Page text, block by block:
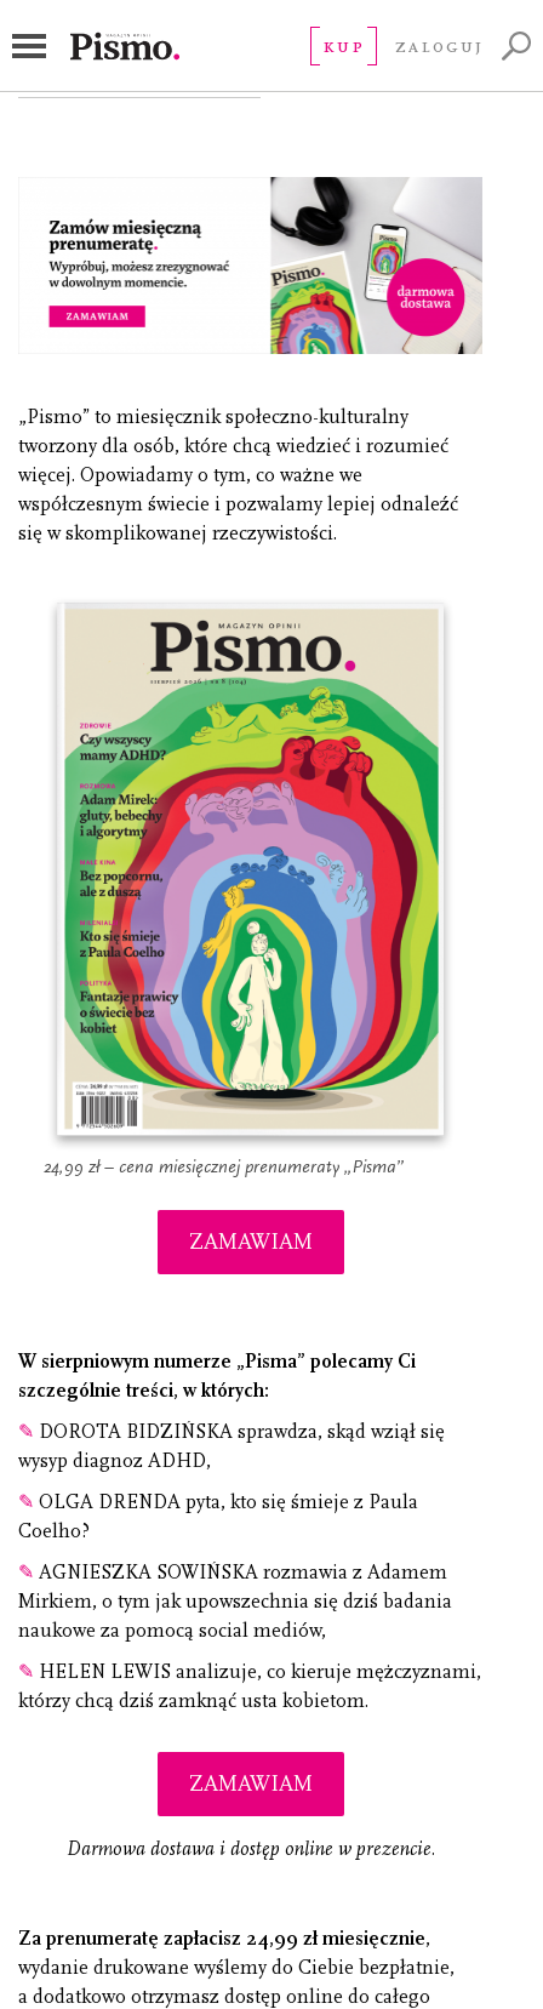
KUP ZALOGUJ
Prenumerata „Pisma” z dostępem
online i darmową dostawą
„Pismo” to miesięcznik społeczno-kulturalny
tworzony dla osób, które chcą wiedzieć i rozumieć
więcej. Opowiadamy o tym, co ważne we
współczesnym świecie i pozwalamy lepiej odnaleźć
się w skomplikowanej rzeczywistości.
24,99 zł – cena miesięcznej prenumeraty „Pisma”
ZAMAWIAM
W sierpniowym numerze „Pisma” polecamy Ci
szczególnie treści, w których:
✎ DOROTA BIDZIŃSKA sprawdza, skąd wziął się
wysyp diagnoz ADHD,
✎ OLGA DRENDA pyta, kto się śmieje z Paula
Coelho?
✎ AGNIESZKA SOWIŃSKA rozmawia z Adamem
Mirkiem, o tym jak upowszechnia się dziś badania
naukowe za pomocą social mediów,
✎ HELEN LEWIS analizuje, co kieruje mężczyznami,
którzy chcą dziś zamknąć usta kobietom.
ZAMAWIAM
Darmowa dostawa i dostęp online w prezencie.
Za prenumeratę zapłacisz 24,99 zł miesięcznie,
wydanie drukowane wyślemy do Ciebie bezpłatnie,
a dodatkowo otrzymasz dostęp online do całego